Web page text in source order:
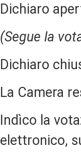
Dichiaro
(Segue la
Dichiaro
La Camera
Indìco la
elettronico,